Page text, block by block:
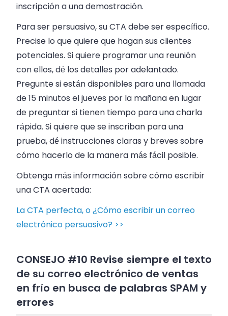
inscripción a una demostración.
Para ser persuasivo, su CTA debe ser específico.
Precise lo que quiere que hagan sus clientes
potenciales. Si quiere programar una reunión
con ellos, dé los detalles por adelantado.
Pregunte si están disponibles para una llamada
de 15 minutos el jueves por la mañana en lugar
de preguntar si tienen tiempo para una charla
rápida. Si quiere que se inscriban para una
prueba, dé instrucciones claras y breves sobre
cómo hacerlo de la manera más fácil posible.
Obtenga más información sobre cómo escribir
una CTA acertada:
La CTA perfecta, o ¿Cómo escribir un correo
electrónico persuasivo? >>
CONSEJO #10 Revise siempre el texto
de su correo electrónico de ventas
en frío en busca de palabras SPAM y
errores